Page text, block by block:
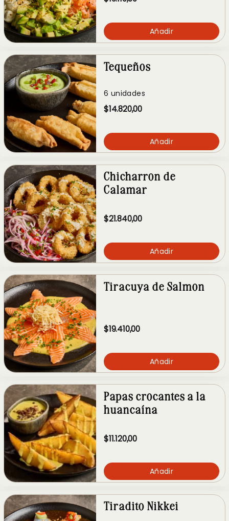
Añadir
Tequeños
6 unidades
$14.820,00
Añadir
Chicharron de
Calamar
$21.840,00
Añadir
Tiracuya de Salmon
$19.410,00
Añadir
Papas crocantes a la
huancaína
$11.120,00
Añadir
Tiradito Nikkei